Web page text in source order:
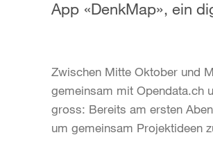
App «DenkMap», ein
Zwischen Mitte Oktober und
gemeinsam mit Opendata.ch
gross: Bereits am ersten
um gemeinsam Projektideen